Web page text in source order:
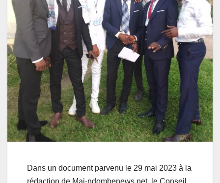
Dans un document parvenu le 29 mai 2023 à la
rédaction de Mai-ndombenews.net, le Conseil